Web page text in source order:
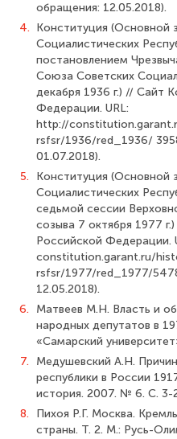
обращения: 12.05.2018).
4. Конституция (Основной
Социалистических
постановлением
Союза Со­ветских
декабря 1936 г.) // Сайт
Федерации. URL:
http://
rsfsr/1936/red_1936/
01.07.2018).
5.
Конституция (Основной
Социалистических
седьмой сессии
созыва 7 октября 1977
Российской Федерации.
constitution.garant.ru/
rsfsr/1977/red_1977/
12.05.2018).
6.
Матвеев М.Н. Власть и
народных депутатов в
«Самарский
7.
Медушевский А.Н.
республики в России
история. 2007. № 6. С. 3-
8.
Пихоя Р.Г. Москва.
страны. Т. 2. М.: Русь-